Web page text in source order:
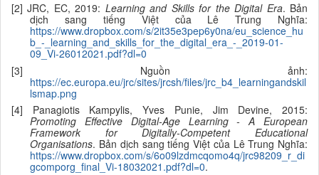
[2] JRC, EC, 2019: Learning and Skills for the Digital Era. Bản
dịch sang tiếng Việt của Lê Trung Nghĩa:
https://www.dropbox.com/s/2it35e3pep6y0na/eu_science_hu
b_-_learning_and_skills_for_the_digital_era_-_2019-01-
09_Vi-26012021.pdf?dl=0
[3] Nguồn ảnh:
https://ec.europa.eu/jrc/sites/jrcsh/files/jrc_b4_learningandskil
lsmap.png
[4] Panagiotis Kampylis, Yves Punie, Jim Devine, 2015:
Promoting Effective Digital-Age Learning - A European
Framework for Digitally-Competent Educational
Organisations. Bản dịch sang tiếng Việt của Lê Trung Nghĩa:
https://www.dropbox.com/s/6o09lzdmcqomo4q/jrc98209_r_di
gcomporg_final_Vi-18032021.pdf?dl=0.